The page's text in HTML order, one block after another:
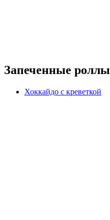
Запеченные роллы
Хоккайдо с креветкой